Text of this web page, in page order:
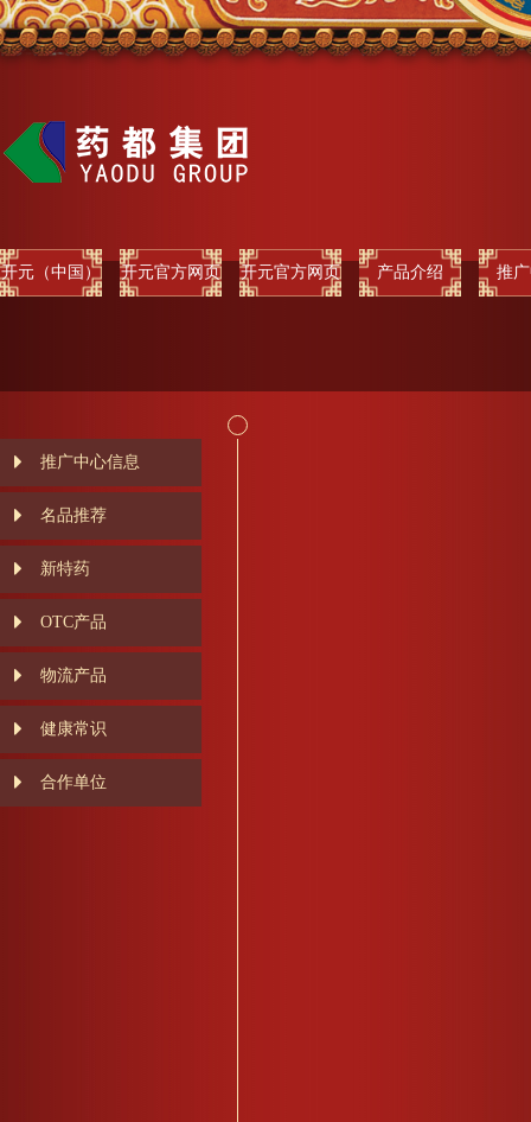
开元（中国） 开元官方网页 开元官方网页 产品介绍 推
推广中心信息
名品推荐
新特药
OTC产品
物流产品
健康常识
合作单位